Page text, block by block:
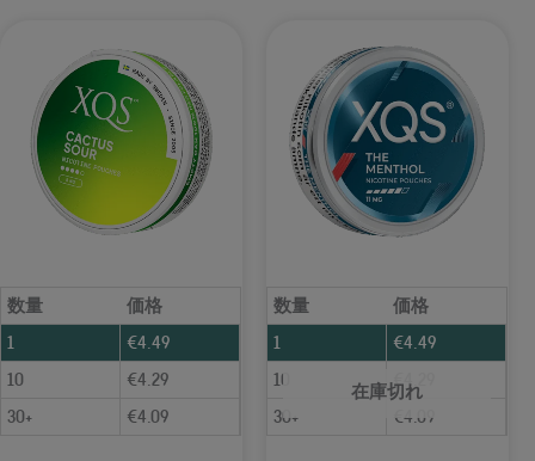
数量
価格
1
€4.49
10
€4.29
30+
€4.09
数量
価格
1
€4.49
10
€4.29
30+
€ 4.09
在庫切れ